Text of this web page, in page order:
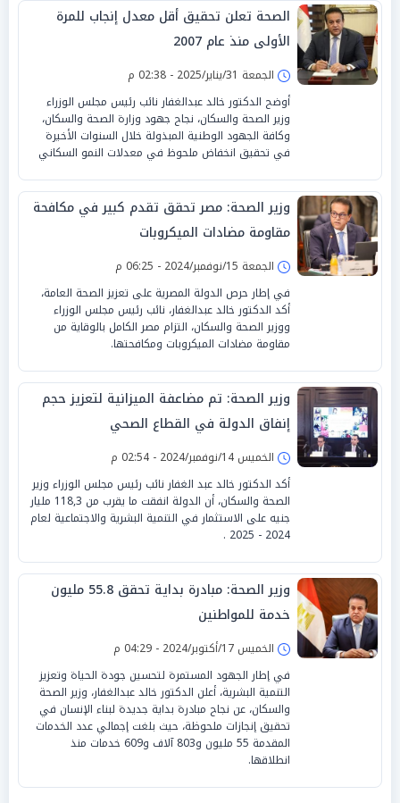
الصحة تعلن تحقيق أقل معدل إنجاب للمرة
الأولى منذ عام 2007
الجمعة 31/يناير/2025 - 02:38 م
أوضح الدكتور خالد عبدالغفار نائب رئيس مجلس الوزراء
وزير الصحة والسكان، نجاح جهود وزارة الصحة والسكان،
وكافة الجهود الوطنية المبذولة خلال السنوات الأخيرة
في تحقيق انخفاض ملحوظ في معدلات النمو السكاني
وزير الصحة: مصر تحقق تقدم كبير في مكافحة
مقاومة مضادات الميكروبات
الجمعة 15/نوفمبر/2024 - 06:25 م
في إطار حرص الدولة المصرية على تعزيز الصحة العامة،
أكد الدكتور خالد عبدالغفار، نائب رئيس مجلس الوزراء
ووزير الصحة والسكان، التزام مصر الكامل بالوقاية من
مقاومة مضادات الميكروبات ومكافحتها.
وزير الصحة: تم مضاعفة الميزانية لتعزيز حجم
إنفاق الدولة في القطاع الصحي
الخميس 14/نوفمبر/2024 - 02:54 م
أكد الدكتور خالد عبد الغفار نائب رئيس مجلس الوزراء وزير
الصحة والسكان، أن الدولة انفقت ما يقرب من 118,3 مليار
جنيه على الاستثمار في التنمية البشرية والاجتماعية لعام
2024 - 2025 .
وزير الصحة: مبادرة بداية تحقق 55.8 مليون
خدمة للمواطنين
الخميس 17/أكتوبر/2024 - 04:29 م
في إطار الجهود المستمرة لتحسين جودة الحياة وتعزيز
التنمية البشرية، أعلن الدكتور خالد عبدالغفار، وزير الصحة
والسكان، عن نجاح مبادرة بداية جديدة لبناء الإنسان في
تحقيق إنجازات ملحوظة، حيث بلغت إجمالي عدد الخدمات
المقدمة 55 مليون و803 آلاف و609 خدمات منذ
انطلاقها.